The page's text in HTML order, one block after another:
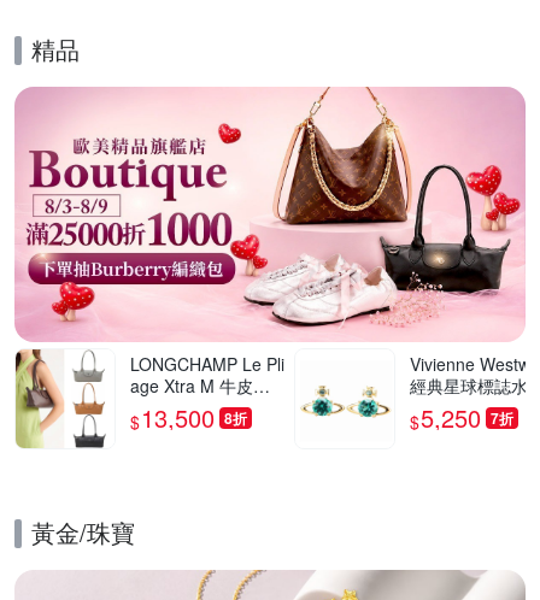
精品
LONGCHAMP Le Pli
age Xtra M 牛皮肩
背包 法棍包-多色可
選
$13,500 8折
Vivienne
經典星球標誌水
珍珠飾穿針式耳
多款
$5,250 7折
黃金/珠寶